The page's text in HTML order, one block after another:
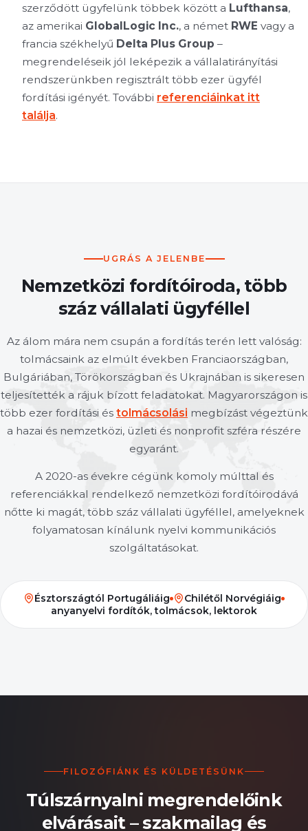
szerződött ügyfelünk többek között a Lufthansa,
az amerikai GlobalLogic Inc., a német RWE vagy a
francia székhelyű Delta Plus Group –
megrendeléseik jól leképezik a vállalatirányítási
rendszerünkben regisztrált több ezer ügyfél
fordítási igényét. További referenciáinkat itt
találja.
UGRÁS A JELENBE
Nemzetközi fordítóiroda, több
száz vállalati ügyféllel
Az álom mára nem csupán a fordítás terén lett valóság:
tolmácsaink az elmúlt években Franciaországban,
Bulgáriában, Törökországban és Ukrajnában is sikeresen
teljesítették a rájuk bízott feladatokat. Magyarországon is
több ezer fordítási és tolmácsolási megbízást végeztünk
a hazai és nemzetközi, üzleti és nonprofit szféra részére
egyaránt.
A 2020-as évekre cégünk komoly múlttal és
referenciákkal rendelkező nemzetközi fordítóirodává
nőtte ki magát, több száz vállalati ügyféllel, amelyeknek
folyamatosan kínálunk nyelvi kommunikációs
szolgáltatásokat.
Észtországtól Portugáliáig
Chilétől Norvégiáig
anyanyelvi fordítók, tolmácsok, lektorok
FILOZÓFIÁNK ÉS KÜLDETÉSÜNK
Túlszárnyalni megrendelőink
elvárásait – szakmailag és